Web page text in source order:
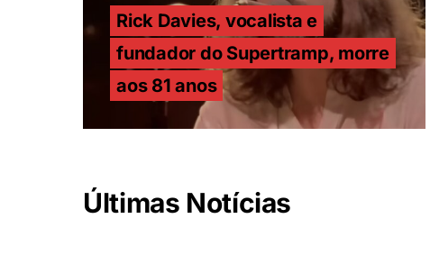
Rick Davies, vocalista e
fundador do Supertramp, morre
aos 81 anos
Últimas Notícias